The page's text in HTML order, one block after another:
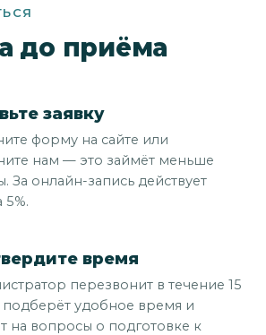
до приёма
заявку
форму на сайте или
нам — это займёт меньше
За онлайн-запись действует
5%.
время
перезвонит в течение 15
подберёт удобное время и
на вопросы о подготовке к